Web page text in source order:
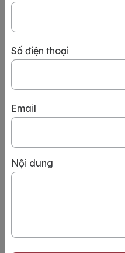
Kinh
Số điện thoại
Email
Nội dung